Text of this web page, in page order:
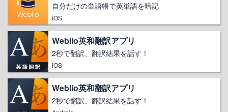
自分だけの単語帳で英単語を暗記
iOS
Weblio英和翻訳アプリ
2秒で翻訳、翻訳結果を話す！
iOS
Weblio英和翻訳アプリ
2秒で翻訳、翻訳結果を話す！